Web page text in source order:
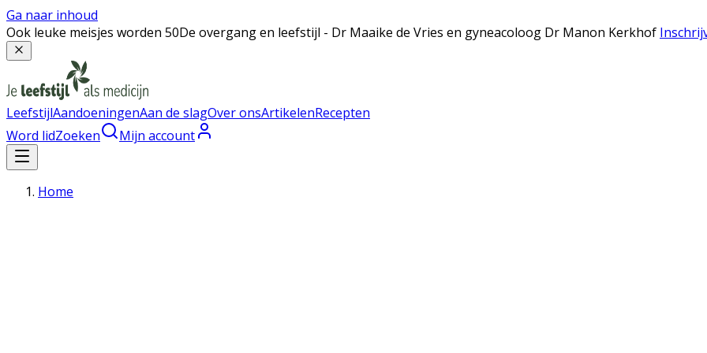
Ga naar inhoud
Ook leuke meisjes worden 50De overgang en leefstijl - Dr Maaike de Vries en gyneacoloog Dr Manon Kerkhof
LeefstijlAandoeningenAan de slagOver onsArtikelenRecepten
Word lidZoeken Mijn account
Home